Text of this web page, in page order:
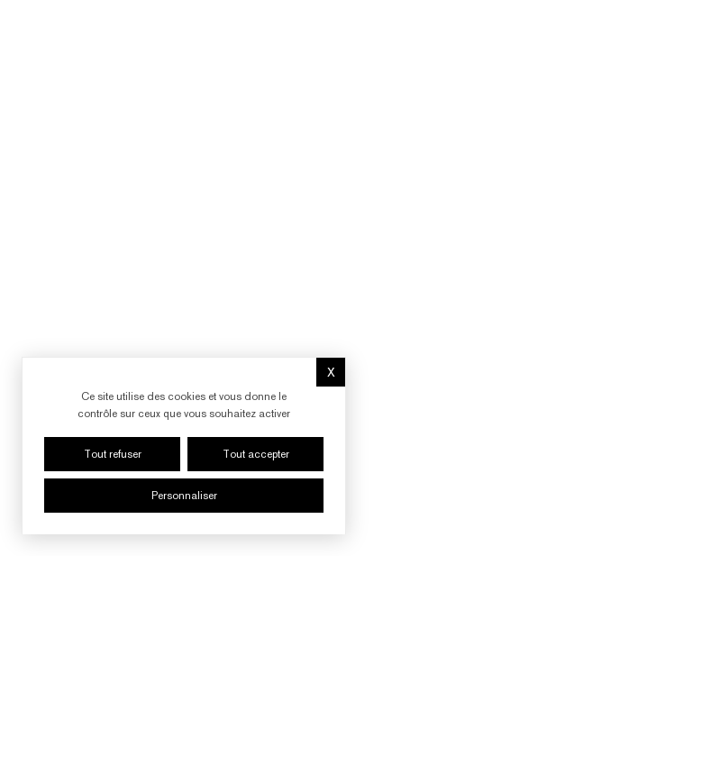
Ce site utilise des cookies et vous donne le
contrôle sur ceux que vous souhaitez activer
Tout accepter
Tout refuser
Personnaliser
XMasquer le bandeau des cookies